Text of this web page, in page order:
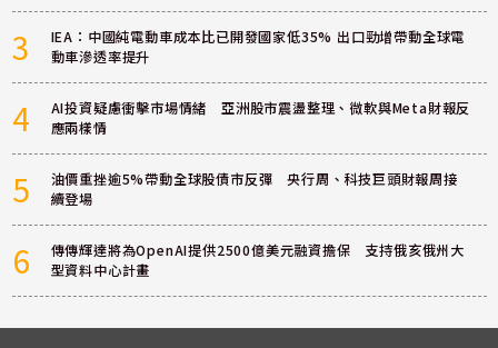
3
IEA：中國純電動車成本比已開發國家低35% 出口勁增帶動全球電
動車滲透率提升
4
AI投資疑慮衝擊市場情緒 亞洲股市震盪整理、微軟與Meta財報反
應兩樣情
5
油價重挫逾5%帶動全球股債市反彈 央行周、科技巨頭財報周接
續登場
6
傳傳輝達將為OpenAI提供2500億美元融資擔保 支持俄亥俄州大
型資料中心計畫